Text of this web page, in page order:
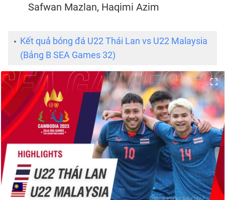
Safwan Mazlan, Haqimi Azim
Kết quả bóng đá U22 Thái Lan vs U22 Malaysia
(Bảng B SEA Games 32)